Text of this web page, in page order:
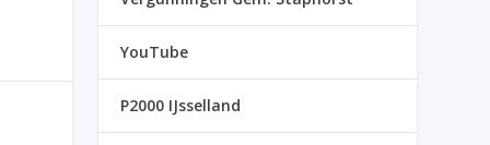
YouTube
P2000 IJsselland